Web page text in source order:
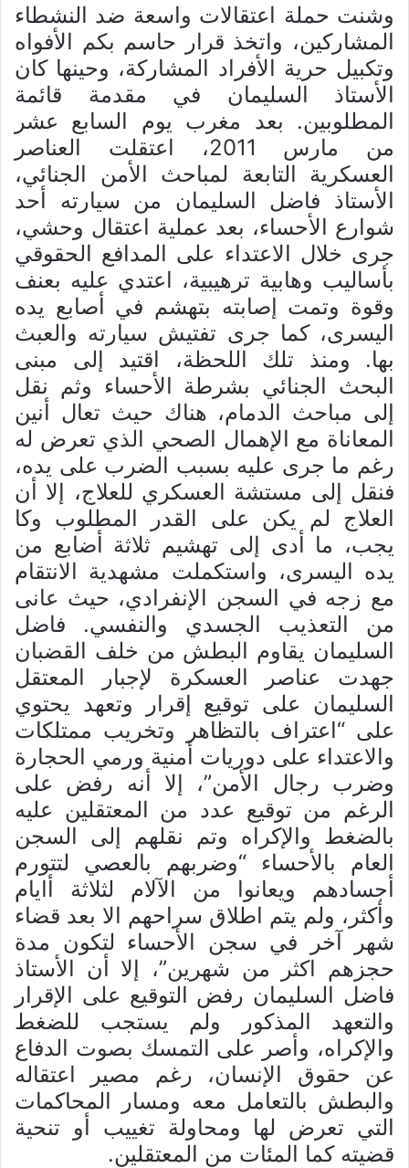
وشنت حملة اعتقالات واسعة ضد النشطاء
المشاركين، واتخذ قرار حاسم بكم الأفواه
وتكبيل حرية الأفراد المشاركة، وحينها كان
الأستاذ السليمان في مقدمة قائمة
المطلوبين. بعد مغرب يوم السابع عشر
من مارس 2011، اعتقلت العناصر
العسكرية التابعة لمباحث الأمن الجنائي،
الأستاذ فاضل السليمان من سيارته أحد
شوارع الأحساء، بعد عملية اعتقال وحشي،
جرى خلال الاعتداء على المدافع الحقوقي
بأساليب وهابية ترهيبية، اعتدي عليه بعنف
وقوة وتمت إصابته بتهشم في أصابع يده
اليسرى، كما جرى تفتيش سيارته والعبث
بها. ومنذ تلك اللحظة، اقتيد إلى مبنى
البحث الجنائي بشرطة الأحساء وثم نقل
إلى مباحث الدمام، هناك حيث تعال أنين
المعاناة مع الإهمال الصحي الذي تعرض له
رغم ما جرى عليه بسبب الضرب على يده،
فنقل إلى مستشة العسكري للعلاج، إلا أن
العلاج لم يكن على القدر المطلوب وكا
يجب، ما أدى إلى تهشيم ثلاثة أضابع من
يده اليسرى، واستكملت مشهدية الانتقام
مع زجه في السجن الإنفرادي، حيث عانى
من التعذيب الجسدي والنفسي. فاضل
السليمان يقاوم البطش من خلف القضبان
جهدت عناصر العسكرة لإجبار المعتقل
السليمان على توقيع إقرار وتعهد يحتوي
على “اعتراف بالتظاهر وتخريب ممتلكات
والاعتداء على دوريات أمنية ورمي الحجارة
وضرب رجال الأمن”، إلا أنه رفض على
الرغم من توقيع عدد من المعتقلين عليه
بالضغط والإكراه وتم نقلهم إلى السجن
العام بالأحساء “وضربهم بالعصي لتتورم
أجسادهم ويعانوا من الآلام لثلاثة أايام
وأكثر، ولم يتم اطلاق سراحهم الا بعد قضاء
شهر آخر في سجن الأحساء لتكون مدة
حجزهم اكثر من شهرين”، إلا أن الأستاذ
فاضل السليمان رفض التوقيع على الإقرار
والتعهد المذكور ولم يستجب للضغط
والإكراه، وأصر على التمسك بصوت الدفاع
عن حقوق الإنسان، رغم مصير اعتقاله
والبطش بالتعامل معه ومسار المحاكمات
التي تعرض لها ومحاولة تغييب أو تنحية
قضيته كما المئات من المعتقلين.